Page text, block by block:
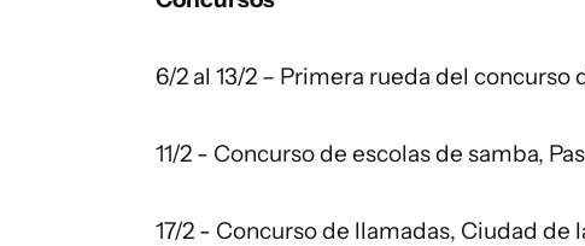
6/2 al 13/2 – Primera rueda del
11/2 - Concurso de escolas de samba,
17/2 - Concurso de llamadas, Ciudad de